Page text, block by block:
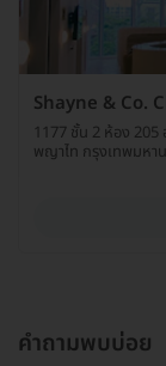
Shayne & Co.
1177 ชั้น 2 ห้อง 205
พญาไท กรุงเทพมหา
คำถามพบบ่อย